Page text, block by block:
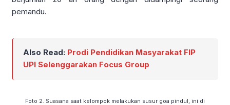
pemandu.
Also Read: Prodi Pendidikan Masyarakat FIP
UPI Selenggarakan Focus Group
Foto 2. Suasana saat kelompok melakukan susur goa pindul, ini di